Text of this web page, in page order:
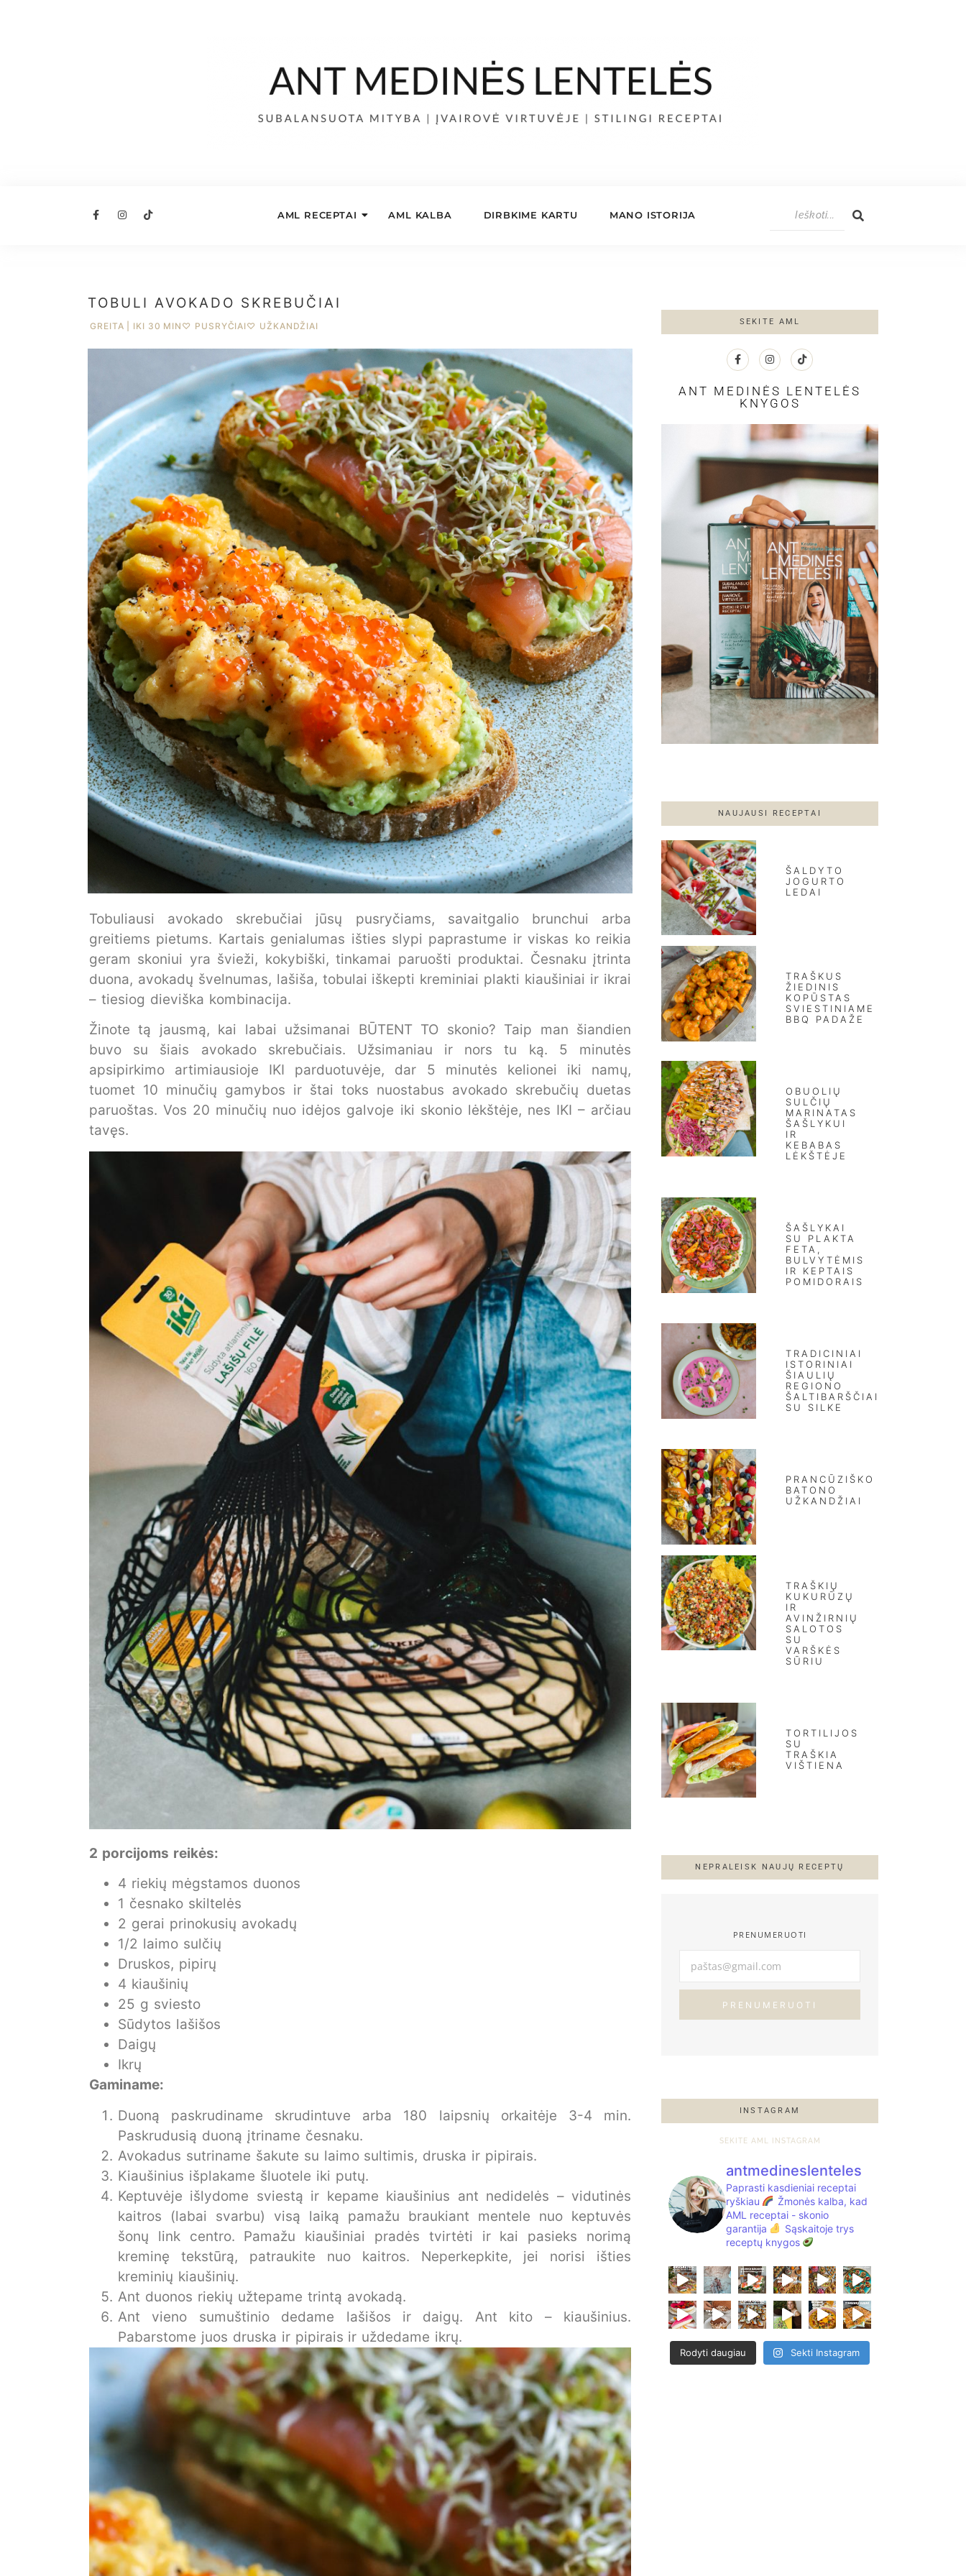
AML RECEPTAI AML KALBA DIRBKIME KARTU MANO ISTORIJA
TOBULI AVOKADO SKREBUČIAI
GREITA | IKI 30 MIN ♡ PUSRYČIAI♡ UŽKANDŽIAI
Tobuliausi avokado skrebučiai jūsų pusryčiams, savaitgalio brunchui arba
greitiems pietums. Kartais genialumas išties slypi paprastume ir viskas ko reikia
geram skoniui yra švieži, kokybiški, tinkamai paruošti produktai. Česnaku įtrinta
duona, avokadų švelnumas, lašiša, tobulai iškepti kreminiai plakti kiaušiniai ir ikrai
– tiesiog dieviška kombinacija.
Žinote tą jausmą, kai labai užsimanai BŪTENT TO skonio? Taip man šiandien
buvo su šiais avokado skrebučiais. Užsimaniau ir nors tu ką. 5 minutės
apsipirkimo artimiausioje IKI parduotuvėje, dar 5 minutės kelionei iki namų,
tuomet 10 minučių gamybos ir štai toks nuostabus avokado skrebučių duetas
paruoštas. Vos 20 minučių nuo idėjos galvoje iki skonio lėkštėje, nes IKI – arčiau
tavęs.
2 porcijoms reikės:
4 riekių mėgstamos duonos
1 česnako skiltelės
2 gerai prinokusių avokadų
1/2 laimo sulčių
Druskos, pipirų
4 kiaušinių
25 g sviesto
Sūdytos lašišos
Daigų
Ikrų
Gaminame:
Duoną paskrudiname skrudintuve arba 180 laipsnių orkaitėje 3-4 min.
Paskrudusią duoną įtriname česnaku.
Avokadus sutriname šakute su laimo sultimis, druska ir pipirais.
Kiaušinius išplakame šluotele iki putų.
Keptuvėje išlydome sviestą ir kepame kiaušinius ant nedidelės – vidutinės
kaitros (labai svarbu) visą laiką pamažu braukiant mentele nuo keptuvės
šonų link centro. Pamažu kiaušiniai pradės tvirtėti ir kai pasieks norimą
kreminę tekstūrą, patraukite nuo kaitros. Neperkepkite, jei norisi išties
kreminių kiaušinių.
Ant duonos riekių užtepame trintą avokadą.
Ant vieno sumuštinio dedame lašišos ir daigų. Ant kito – kiaušinius.
Pabarstome juos druska ir pipirais ir uždedame ikrų.
SEKITE AML
ANT MEDINĖS LENTELĖS
KNYGOS
NAUJAUSI RECEPTAI
ŠALDYTO
JOGURTO
LEDAI
TRAŠKUS
ŽIEDINIS
KOPŪSTAS
SVIESTINIAME
BBQ PADAŽE
OBUOLIŲ
SULČIŲ
MARINATAS
ŠAŠLYKUI
IR
KEBABAS
LĖKŠTĖJE
ŠAŠLYKAI
SU PLAKTA
FETA,
BULVYTĖMIS
IR KEPTAIS
POMIDORAIS
TRADICINIAI
ISTORINIAI
ŠIAULIŲ
REGIONO
ŠALTIBARŠČIAI
SU SILKE
PRANCŪZIŠKO
BATONO
UŽKANDŽIAI
TRAŠKIŲ
KUKURŪZŲ
IR
AVINŽIRNIŲ
SALOTOS
SU
VARŠKĖS
SŪRIU
TORTILIJOS
SU
TRAŠKIA
VIŠTIENA
NEPRALEISK NAUJŲ RECEPTŲ
PRENUMERUOTI
PRENUMERUOTI
INSTAGRAM
SEKITE AML INSTAGRAM
antmedineslenteles
Paprasti kasdieniai receptai
ryškiau
Žmonės kalba, kad
AML receptai - skonio
garantija
Sąskaitoje trys
receptų knygos
Rodyti daugiau Sekti Instagram